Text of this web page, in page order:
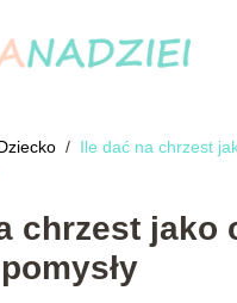
/ Ile dać na chrzest
chrzest jako